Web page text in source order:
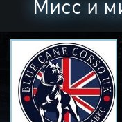
Мисс и